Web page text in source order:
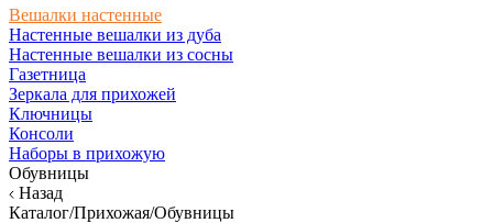
Вешалки настенные
Настенные вешалки из дуба
Настенные вешалки из сосны
Газетница
Зеркала для прихожей
Ключницы
Консоли
Наборы в прихожую
Обувницы
Назад
Каталог/Прихожая/Обувницы